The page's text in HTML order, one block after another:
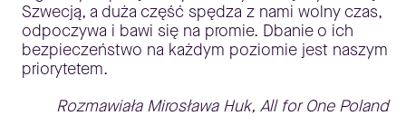
Szwecją, a duża część spędza z nami wolny czas,
odpoczywa i bawi się na promie. Dbanie o ich
bezpieczeństwo na każdym poziomie jest naszym
priorytetem.
Rozmawiała Mirosława Huk, All for One Poland